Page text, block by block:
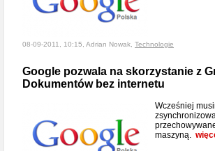
08-09-2011, 10:15, Adrian Nowak, Technologie
Google pozwala na skorzystanie z
Dokumentów bez internetu
Wcześniej
maszyną.